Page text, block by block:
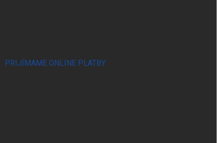
PRIJÍMAME ONLINE PLATBY